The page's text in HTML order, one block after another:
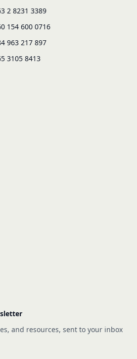
2 8231 3389
154 600 0716
963 217 897
3105 8413
and resources, sent to your inbox